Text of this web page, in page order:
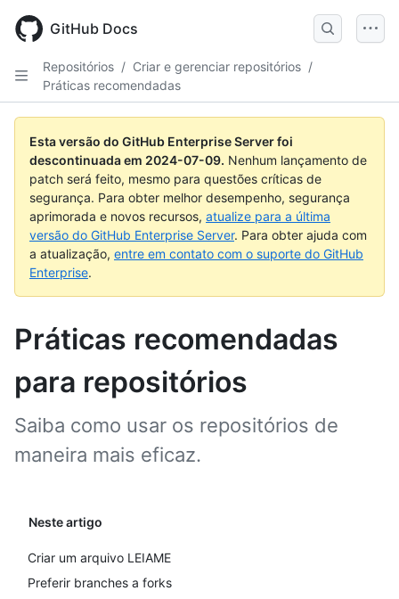
main
GitHub Docs
Repositórios / Criar e gerenciar repositórios /
Práticas recomendadas
Esta versão do GitHub Enterprise Server foi
descontinuada em 2024-07-09. Nenhum lançamento de
patch será feito, mesmo para questões críticas de
segurança. Para obter melhor desempenho, segurança
aprimorada e novos recursos, atualize para a última
versão do GitHub Enterprise Server. Para obter ajuda com
a atualização, entre em contato com o suporte do GitHub
Enterprise.
Práticas recomendadas
para repositórios
Saiba como usar os repositórios de
maneira mais eficaz.
Neste artigo
Criar um arquivo LEIAME
Preferir branches a forks